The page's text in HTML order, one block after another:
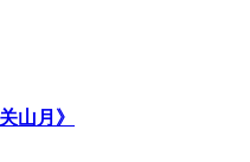
山月》